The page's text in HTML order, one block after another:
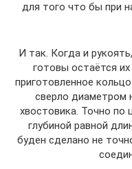
для того что бы при
И так. Когда и
готовы остаётся
приготовленное
сверло диаметром
хвостовика. Точно по
глубиной равной
буден сделано не